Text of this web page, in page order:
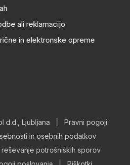
ali reklamacijo
in elektronske opreme
d.d., Ljubljana
Pravni pogoji
in osebnih podatkov
potrošniških sporov